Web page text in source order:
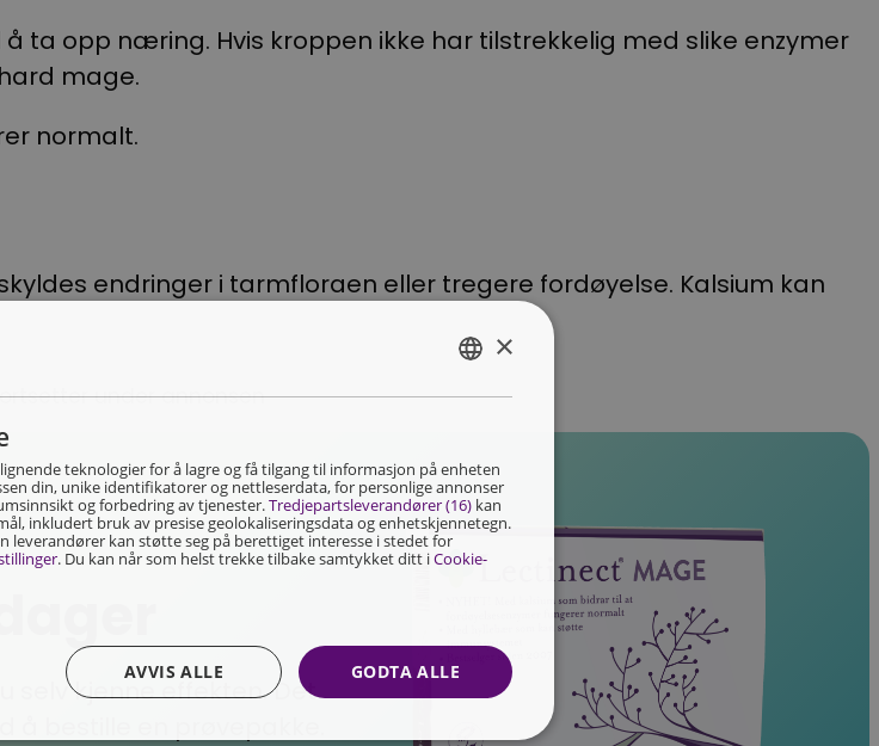
ta opp næring. Hvis kroppen ikke har tilstrekkelig med slike enzymer
mage.
normalt.
endringer i tarmfloraen eller tregere fordøyelse. Kalsium kan
under annonsen
selv kjenne effekten. Det
bestille en prøvepakke.
×
teknologier for å lagre og få tilgang til informasjon på enheten
din, unike identifikatorer og nettleserdata, for personlige annonser
og forbedring av tjenester.Tredjepartsleverandører (16) kan
inkludert bruk av presise geolokaliseringsdata og enhetskjennetegn.
leverandører kan støtte seg på berettiget interesse i stedet for
. Du kan når som helst trekke tilbake samtykket ditt iCookie-
GODTA ALLE
AVVIS ALLE